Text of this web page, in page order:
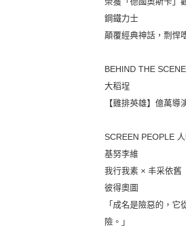
鋼鐵力士
顛覆經典神話，剽悍
BEHIND THE
大稻埕
【雞排英雄】億萬導
SCREEN PEOPLE
基努李維
我行我素 × 丰采依舊
彼得奧圖
「成名是險惡的，
險。」